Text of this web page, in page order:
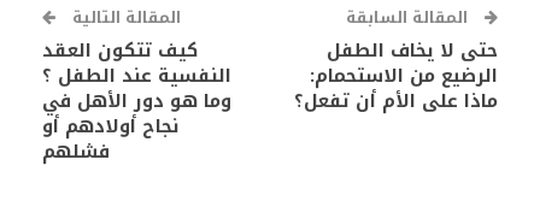
المقالة السابقة
حتى لا يخاف الطفل
الرضيع من الاستحمام:
ماذا على الأم أن تفعل؟
المقالة التالية
كيف تتكون العقد
النفسية عند الطفل ؟
وما هو دور الأهل في
نجاح أولادهم أو
فشلهم